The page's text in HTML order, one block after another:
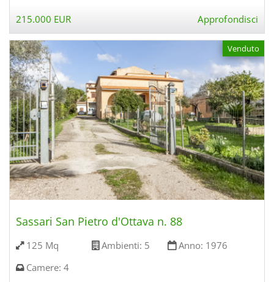
215.000 EUR Approfondisci
Venduto
Sassari San Pietro d'Ottava n. 88
125 Mq Ambienti: 5 Anno: 1976
Camere: 4